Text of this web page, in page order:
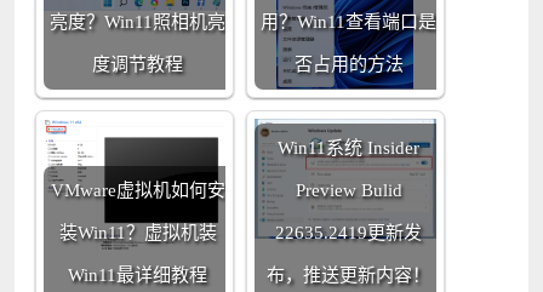
亮度？Win11照相机亮
度调节教程
用？Win11查看端口是
否占用的方法
VMware虚拟机如何安
装Win11？虚拟机装
Win11最详细教程
Win11系统 Insider
Preview Bulid
22635.2419更新发
布，推送更新内容！